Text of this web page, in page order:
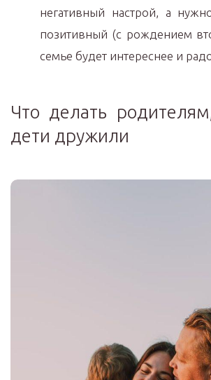
негативный настрой, а
позитивный (с рождением
семье будет интереснее и
Что делать
дети дружили